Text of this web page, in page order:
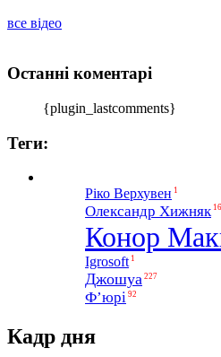
все відео
Останні коментарі
{plugin_lastcomments}
Теги:
Ріко Верхувен 1
Олександр Хижняк
Конор
Igrosoft 1
Джошуа 227
Ф’юрі 92
Кадр дня